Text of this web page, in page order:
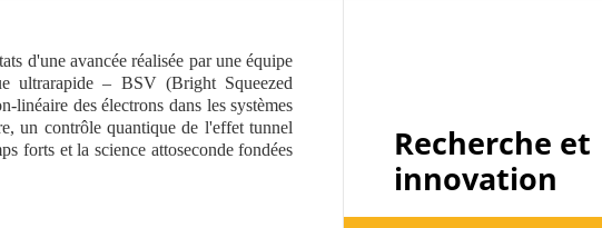
Recherche et
innovation
d'une avancée réalisée par une équipe
ultrarapide – BSV (Bright Squeezed
des électrons dans les systèmes
un contrôle quantique de l'effet tunnel
forts et la science attoseconde fondées